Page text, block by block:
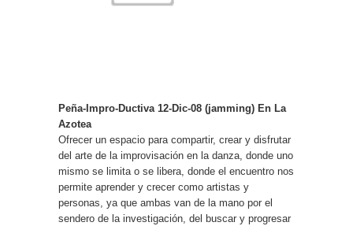
Peña-Impro-Ductiva 12-Dic-08 (jamming) En La
Azotea
Ofrecer un espacio para compartir, crear y disfrutar
del arte de la improvisación en la danza, donde uno
mismo se limita o se libera, donde el encuentro nos
permite aprender y crecer como artistas y
personas, ya que ambas van de la mano por el
sendero de la investigación, del buscar y progresar